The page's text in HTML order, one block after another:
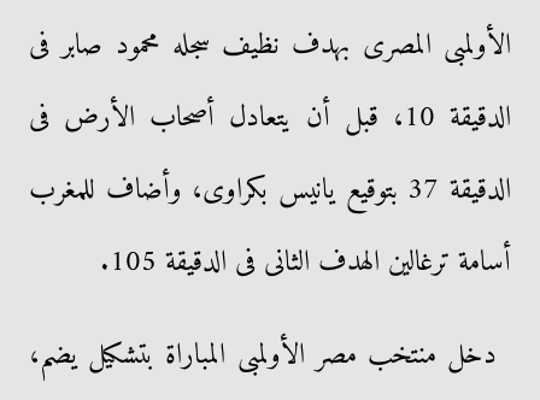
الأولمبى المصرى بهدف نظيف سجله محمود صابر فى
الدقيقة 10، قبل أن يتعادل أصحاب الأرض فى
الدقيقة 37 بتوقيع يانيس بكراوى، وأضاف للمغرب
أسامة ترغالين الهدف الثانى فى الدقيقة 105.
دخل منتخب مصر الأولمبى المباراة بتشكيل يضم،